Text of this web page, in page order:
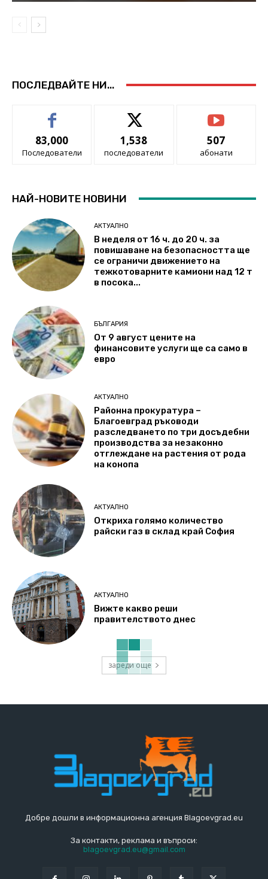
ПОСЛЕДВАЙТЕ НИ...
83,000
Последователи
1,538
последователи
507
абонати
НАЙ-НОВИТЕ НОВИНИ
АКТУАЛНО
В неделя от 16 ч. до 20 ч. за
повишаване на безопасността ще
се ограничи движението на
тежкотоварните камиони над 12 т
в посока...
БЪЛГАРИЯ
От 9 август цените на
финансовите услуги ще са само в
евро
АКТУАЛНО
Районна прокуратура –
Благоевград ръководи
разследването по три досъдебни
производства за незаконно
отглеждане на растения от рода
на конопа
АКТУАЛНО
Откриха голямо количество
райски газ в склад край София
АКТУАЛНО
Вижте какво реши
правителството днес
зареди още
Добре дошли в информационна агенция Blagoevgrad.eu
За контакти, реклама и въпроси:
blagoevgrad.eu@gmail.com